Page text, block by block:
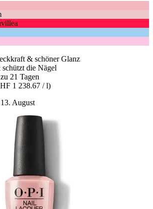
& schöner Glanz
schützt die Nägel
21 Tagen
1 238.67 / l)
August